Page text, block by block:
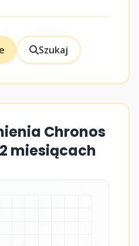
Szukaj
Chronos
miesiącach